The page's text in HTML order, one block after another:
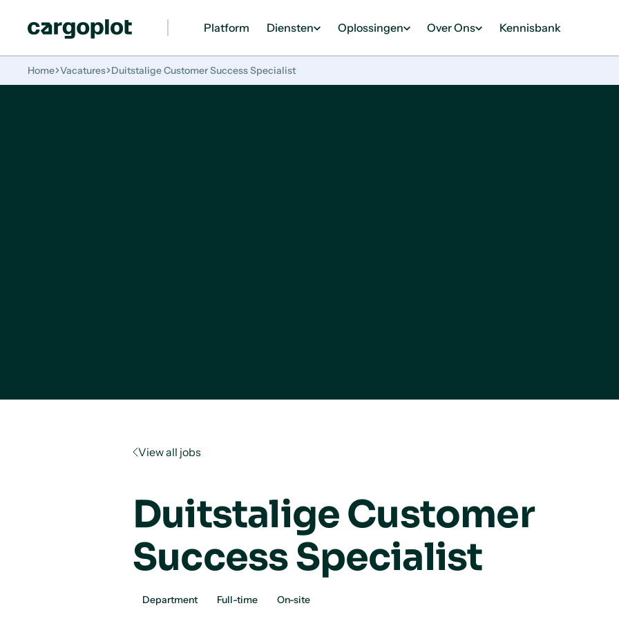
Platform Diensten Oplossingen Over Ons Kennisbank
Home Vacatures Duitstalige Customer Success Specialist
View all jobs
Duitstalige Customer
Success Specialist
Department Full-time On-site